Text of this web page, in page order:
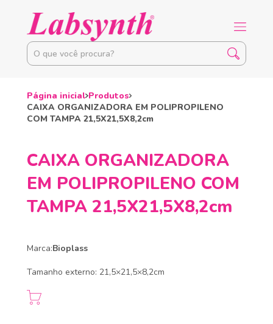
Página inicial Produtos
CAIXA ORGANIZADORA EM POLIPROPILENO
COM TAMPA 21,5X21,5X8,2cm
CAIXA ORGANIZADORA
EM POLIPROPILENO COM
TAMPA 21,5X21,5X8,2cm
Marca:Bioplass
Tamanho externo: 21,5×21,5×8,2cm